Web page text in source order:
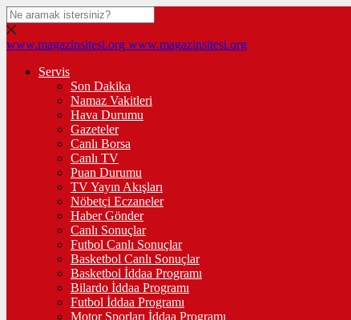
www.magazinsitesi.org www.magazinsitesi.org
Servis
Son Dakika
Namaz Vakitleri
Hava Durumu
Gazeteler
Canlı Borsa
Canlı TV
Puan Durumu
TV Yayın Akışları
Nöbetçi Eczaneler
Haber Gönder
Canlı Sonuçlar
Futbol Canlı Sonuçlar
Basketbol Canlı Sonuçlar
Basketbol İddaa Programı
Bilardo İddaa Programı
Futbol İddaa Programı
Motor Sporları İddaa Programı